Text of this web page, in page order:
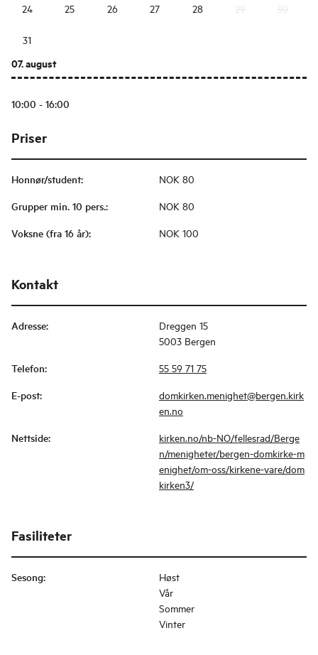
24 25 26 27 28
31
07. august
10:00 - 16:00
Priser
Honnør/student: NOK 80
Grupper min. 10 pers.: NOK 80
Voksne (fra 16 år): NOK 100
Kontakt
Adresse:
Dreggen 15
5003 Bergen
Telefon: 55 59 71 75
E-post:
domkirken.menighet@bergen.kirk
en.no
Nettside:
kirken.no/nb-NO/fellesrad/Berge
n/menigheter/bergen-domkirke-m
enighet/om-oss/kirkene-vare/dom
kirken3/
Fasiliteter
Sesong:
Høst
Vår
Sommer
Vinter